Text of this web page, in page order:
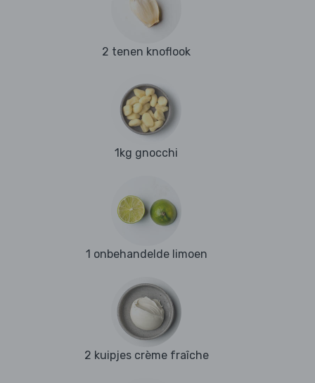
2 tenen knoflook
1kg gnocchi
1 onbehandelde limoen
2 kuipjes crème fraîche